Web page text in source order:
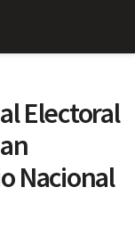
Electoral
Nacional